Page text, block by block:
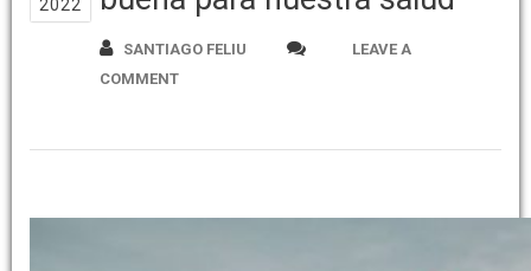
2022
SANTIAGO FELIU
LEAVE A
COMMENT